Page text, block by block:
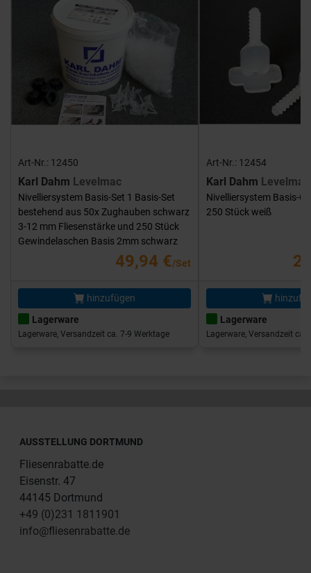
Art-Nr.: 12450
Karl Dahm Levelmac
Nivelliersystem Basis-Set 1 Basis-Set
bestehend aus 50x Zughauben schwarz
3-12 mm Fliesenstärke und 250 Stück
Gewindelaschen Basis 2mm schwarz
49,94 €/Set
hinzufügen
Lagerware
Lagerware, Versandzeit ca. 7-9 Werktage
Art-Nr.: 12454
Karl Dahm Levelmac
Nivelliersystem Basis-
250 Stück weiß
Lagerware
Lagerware, Versandzeit ca.
AUSSTELLUNG DORTMUND
Fliesenrabatte.de
Eisenstr. 47
44145 Dortmund
+49 (0)231 1811901
info@fliesenrabatte.de